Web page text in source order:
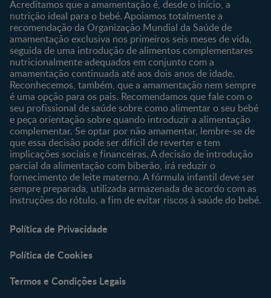
Clube Bebé Nestlé
Entrar/Registe-se
Os nossos produtos
As nossas marcas
Acreditamos que a amamentação é, desde o início, a
nutrição ideal para o bebé. Apoiamos totalmente a
recomendação da Organização Mundial da Saúde de
amamentação exclusiva nos primeiros seis meses de vida,
seguida de uma introdução de alimentos complementares
nutricionalmente adequados em conjunto com a
amamentação continuada até aos dois anos de idade.
Reconhecemos, também, que a amamentação nem sempre
é uma opção para os pais. Recomendamos que fale com o
seu profissional de saúde sobre como alimentar o seu bebé
e peça orientação sobre quando introduzir a alimentação
complementar. Se optar por não amamentar, lembre-se de
que essa decisão pode ser difícil de reverter e tem
implicações sociais e financeiras. A decisão de introdução
parcial da alimentação com biberão, irá reduzir o
fornecimento de leite materno. A fórmula infantil deve ser
sempre preparada, utilizada armazenada de acordo com as
instruções do rótulo, a fim de evitar riscos à saúde do bebé.
Política de Privacidade
Política de Cookies
Termos e Condições Legais